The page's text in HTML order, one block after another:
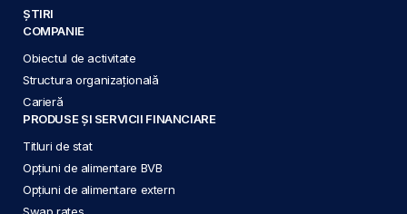
ȘTIRI
COMPANIE
Obiectul de activitate
Structura organizațională
Carieră
PRODUSE ȘI SERVICII FINANCIARE
Titluri de stat
Opțiuni de alimentare BVB
Opțiuni de alimentare extern
Swap rates